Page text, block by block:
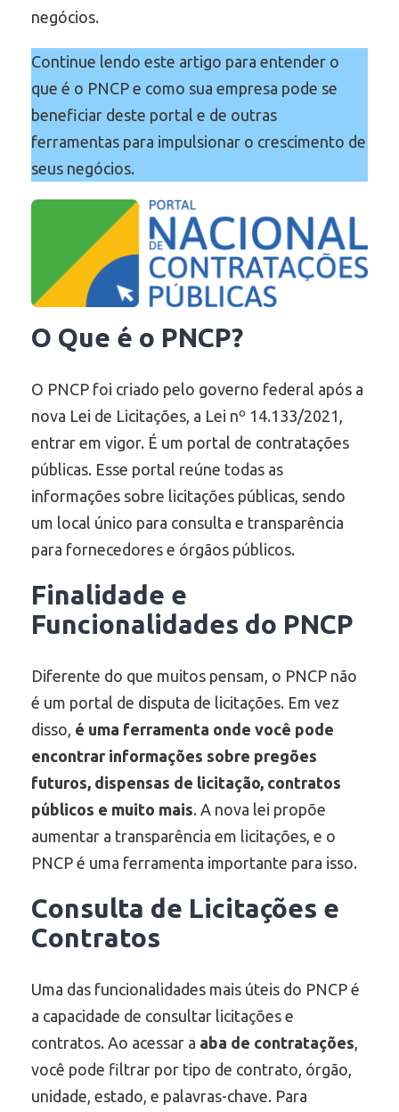
negócios.
Continue lendo este artigo para entender o
que é o PNCP e como sua empresa pode se
beneficiar deste portal e de outras
ferramentas para impulsionar o crescimento de
seus negócios.
O Que é o PNCP?
O PNCP foi criado pelo governo federal após a
nova Lei de Licitações, a Lei nº 14.133/2021,
entrar em vigor. É um portal de contratações
públicas. Esse portal reúne todas as
informações sobre licitações públicas, sendo
um local único para consulta e transparência
para fornecedores e órgãos públicos.
Finalidade e
Funcionalidades do PNCP
Diferente do que muitos pensam, o PNCP não
é um portal de disputa de licitações. Em vez
disso, é uma ferramenta onde você pode
encontrar informações sobre pregões
futuros, dispensas de licitação, contratos
públicos e muito mais. A nova lei propõe
aumentar a transparência em licitações, e o
PNCP é uma ferramenta importante para isso.
Consulta de Licitações e
Contratos
Uma das funcionalidades mais úteis do PNCP é
a capacidade de consultar licitações e
contratos. Ao acessar a aba de contratações
você pode filtrar por tipo de contrato, órgão,
unidade, estado, e palavras-chave. Para